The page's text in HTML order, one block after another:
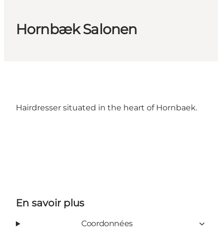
Hornbæk Salonen
Hairdresser situated in the heart of Hornbaek.
En savoir plus
Coordonnées